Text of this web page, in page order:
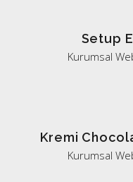
Setup
Kurumsal
Kremi
Kurumsal